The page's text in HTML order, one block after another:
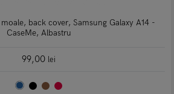
back cover, Samsung Galaxy A14 -
CaseMe, Albastru
99,00 lei